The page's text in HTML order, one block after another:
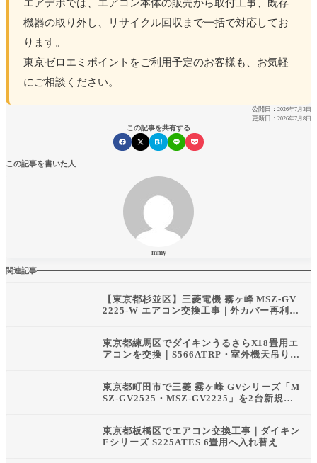
エアデポでは、エアコン本体の販売から取付工事、既存
機器の取り外し、リサイクル回収まで一括で対応してお
ります。
東京ゼロエミポイントをご利用予定のお客様も、お気軽
にご相談ください。
公開日： 2026年7月3日
更新日： 2026年7月8日
この記事を共有する
この記事を書いた人
mmy
関連記事
【東京都杉並区】三菱電機 霧ヶ峰 MSZ-GV
2225-W エアコン交換工事｜外カバー再利
東京都練馬区でダイキンうるさらX18畳用エ
アコンを交換｜S566ATRP・室外機天吊り設
東京都町田市で三菱 霧ヶ峰 GVシリーズ「M
SZ-GV2525・MSZ-GV2225」を2台新規設
東京都板橋区でエアコン交換工事｜ダイキン
Eシリーズ S225ATES 6畳用へ入れ替え